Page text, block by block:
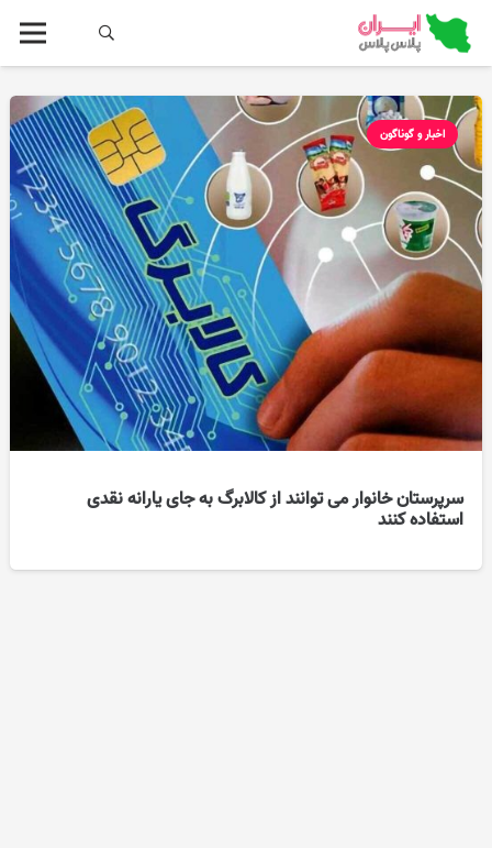
اخبار و گوناگون
سرپرستان خانوار می توانند از کالابرگ به جای یارانه نقدی
استفاده کنند